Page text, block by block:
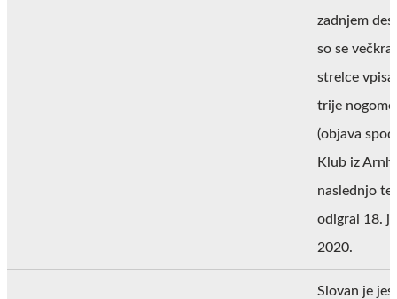
zadnjem
so se
strelce
trije
(objava
Klub iz
naslednjo
odigral 18.
2020.
Slovan je